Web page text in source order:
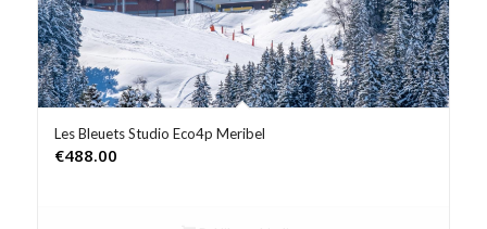
Product Reisorganisatie
Product Type vakantie
Product Wifi
Les Bleuets Studio Eco4p Meribel
€488.00